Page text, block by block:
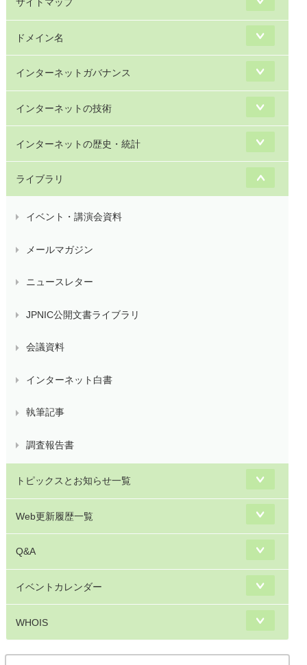
サイトマップ
ドメイン名
インターネットガバナンス
インターネットの技術
インターネットの歴史・統計
ライブラリ
イベント・講演会資料
メールマガジン
ニュースレター
JPNIC公開文書ライブラリ
会議資料
インターネット白書
執筆記事
調査報告書
トピックスとお知らせ一覧
Web更新履歴一覧
Q&A
イベントカレンダー
WHOIS